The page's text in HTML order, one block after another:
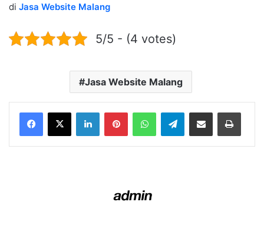
di Jasa Website Malang
5/5 - (4 votes)
Jasa Website Malang
Telegram